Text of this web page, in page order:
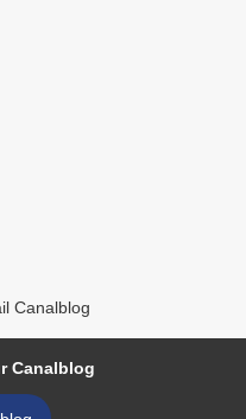
Canalblog
Canalblog